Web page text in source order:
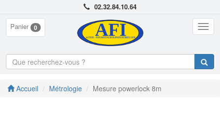
02.32.84.10.64
Panier 0
Accueil Métrologie Mesure powerlock 8m